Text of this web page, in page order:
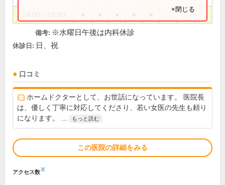
×閉じる
備考: ※水曜日午後は内科休診
休診日: 日、祝
口コミ
ホームドクターとして、お世話になっています。 医院長
は、優しく丁寧に対応してくださり、若い女医の先生も頼り
になります。 ...
もっと読む
この医院の詳細をみる
アクセス数※